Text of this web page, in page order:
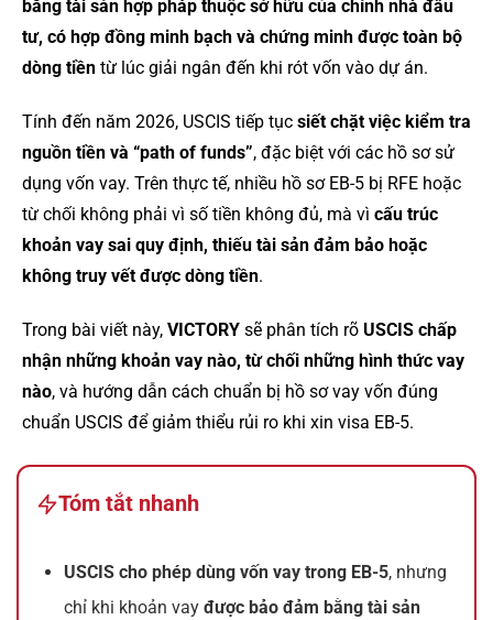
bằng tài sản hợp pháp thuộc sở hữu của chính nhà đầu
tư, có hợp đồng minh bạch và chứng minh được toàn bộ
dòng tiền từ lúc giải ngân đến khi rót vốn vào dự án.
Tính đến năm 2026, USCIS tiếp tục siết chặt việc kiểm tra
nguồn tiền và “path of funds”, đặc biệt với các hồ sơ sử
dụng vốn vay. Trên thực tế, nhiều hồ sơ EB-5 bị RFE hoặc
từ chối không phải vì số tiền không đủ, mà vì cấu trúc
khoản vay sai quy định, thiếu tài sản đảm bảo hoặc
không truy vết được dòng tiền.
Trong bài viết này, VICTORY sẽ phân tích rõ USCIS chấp
nhận những khoản vay nào, từ chối những hình thức vay
nào, và hướng dẫn cách chuẩn bị hồ sơ vay vốn đúng
chuẩn USCIS để giảm thiểu rủi ro khi xin visa EB-5.
Tóm tắt nhanh
USCIS cho phép dùng vốn vay trong EB-5, nhưng
chỉ khi khoản vayđược bảo đảm bằng tài sản